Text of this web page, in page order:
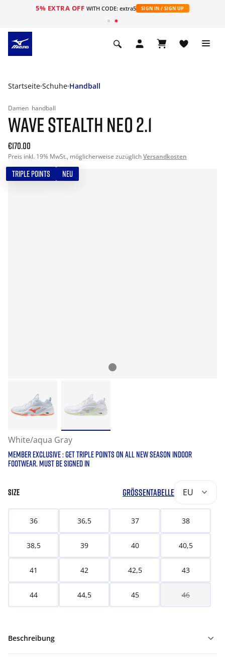
5% EXTRA OFF WITH CODE: extra5 SIGN IN / SIGN UP
Startseite Schuhe Handball
Damen handball
WAVE STEALTH NEO 2.1
€170.00
Preis inkl. 19% MwSt., möglicherweise zuzüglichVersandkosten
TRIPLE POINTS NEU
White/aqua Gray
MEMBER EXCLUSIVE : GET TRIPLE POINTS ON ALL NEW SEASON INDOOR
FOOTWEAR. MUST BE SIGNED IN
SIZE GRÖSSENTABELLE EU
36 36,5 37 38
38,5 39 40 40,5
41 42 42,5 43
44 44,5 45 46
Beschreibung